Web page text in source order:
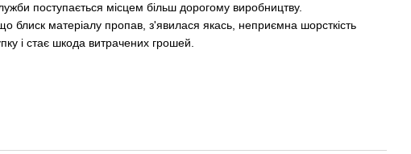
поступається місцем більш дорогому виробництву.
блиск матеріалу пропав, з'явилася якась, неприємна шорсткість
і стає шкода витрачених грошей.